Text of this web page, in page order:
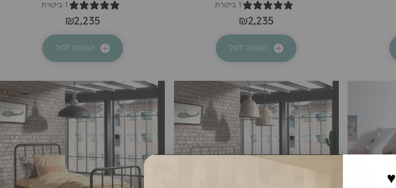
1 ביקורת
₪2,235
הוספה לסל
1 ביקורת
₪2,235
הוספה לסל